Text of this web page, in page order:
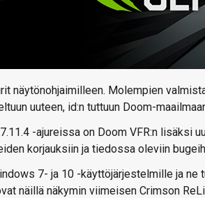
näytönohjaimilleen. Molempien
uuteen, id:n tuttuun Doom-
-ajureissa on Doom VFR:n lisäksi
korjauksiin ja tiedossa oleviin
7- ja 10 -käyttöjärjestelmille ja ne
näillä näkymin viimeisen Crimson